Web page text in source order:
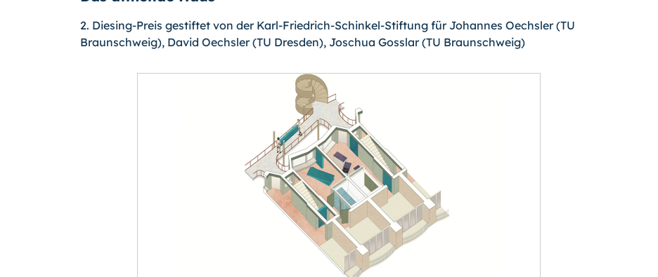
2. Diesing-Preis gestiftet von der Karl-Friedrich-Schinkel-Stiftung für Johannes Oechsler (TU
Braunschweig), David Oechsler (TU Dresden), Joschua Gosslar (TU Braunschweig)